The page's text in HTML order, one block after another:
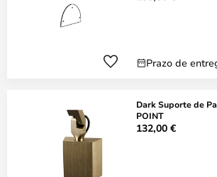
Prazo de
Dark Suporte de
POINT
132,00 €